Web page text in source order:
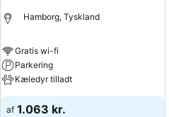
Hamborg, Tyskland
Gratis wi-fi
Parkering
Kæledyr tilladt
af 1.063 kr.